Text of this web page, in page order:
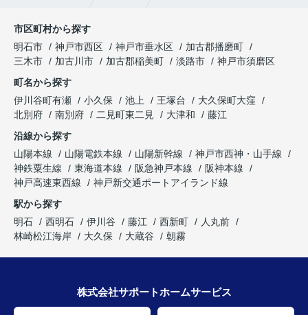
市区町村から探す
明石市
神戸市西区 神戸市垂水区
加古郡播磨町
三木市
加古川市 加古郡稲美町 淡路市
神戸市須磨区
町名から探す
伊川谷町有瀬
小久保 池上 王塚台
大久保町大窪
北別府
南別府 二見町東二見 大津和
藤江
沿線から探す
山陽本線
山陽電鉄本線 山陽新幹線
神戸市西神・山手線
神鉄粟生線
東海道本線 阪急神戸本線
阪神本線
神戸高速東西線
神戸新交通ポートアイランド線
駅から探す
明石
西明石 伊川谷 藤江 西新町
人丸前
林崎松江海岸
大久保 大蔵谷 朝霧
株式会社サポートホームサービス